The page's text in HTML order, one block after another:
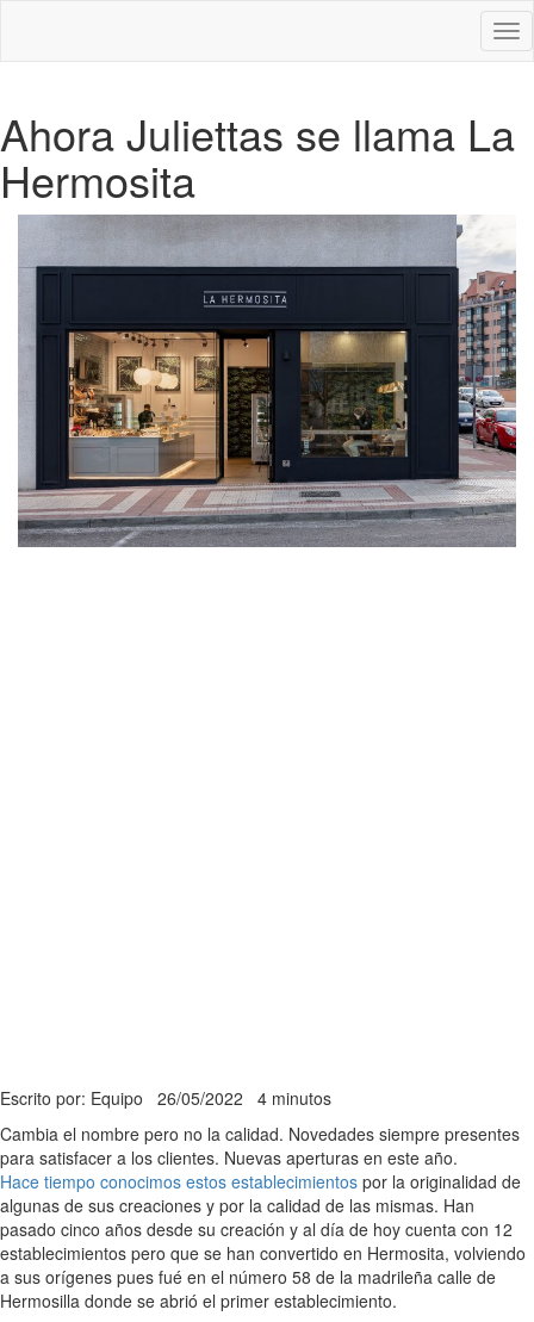
Ahora Juliettas se llama La
Hermosita
Escrito por: Equipo 26/05/2022 4 minutos
Cambia el nombre pero no la calidad. Novedades siempre presentes
para satisfacer a los clientes. Nuevas aperturas en este año.
Hace tiempo conocimos estos establecimientos por la originalidad de
algunas de sus creaciones y por la calidad de las mismas. Han
pasado cinco años desde su creación y al día de hoy cuenta con 12
establecimientos pero que se han convertido en Hermosita, volviendo
a sus orígenes pues fué en el número 58 de la madrileña calle de
Hermosilla donde se abrió el primer establecimiento.